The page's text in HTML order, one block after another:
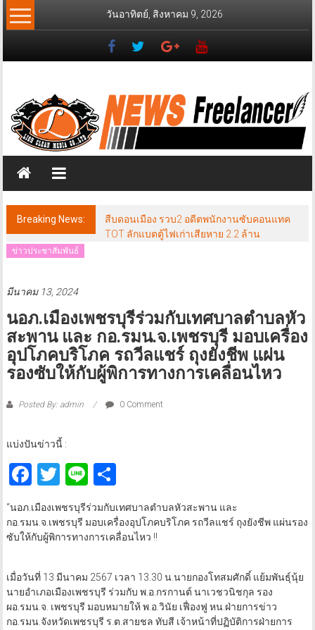
Skip
to
วันอาทิตย์, สิงหาคม 9, 2026
News
Freelancer
วส์
ฟรี
แลน
เซอร์
Breaking News:
สืบดอนเมือง รวบ2 อดีตพนักงานซับคอนแทค
TOT ลักแบตตู้ไฟเก่าเสียหาย 2.2 ล้าน
ข่าวประชาสัมพันธ์
มีนาคม 13, 2024
นอภ.เมืองเพชรบุรีร่วมกับเทศบาลตำบลหัว
สะพาน และ กอ.รมน.จ.เพชรบุรี มอบเครื่อง
อุปโภคบริโภค รถวีลแชร์ ถุงยังชีพ แผ่น
รองซับให้กับผู้พิการทางการเคลื่อนไหว
Posted By: admin 0 Comment
แบ่งปันข่าวนี้ :
Facebook
Twitter
LineShare
“นอภ.เมืองเพชรบุรีร่วมกับเทศบาลตำบลหัวสะพาน และ
กอ.รมน.จ.เพชรบุรี มอบเครื่องอุปโภคบริโภค รถวีลแชร์ ถุงยังชีพ แผ่นรอง
ซับให้กับผู้พิการทางการเคลื่อนไหว !!
เมื่อวันที่ 13 มีนาคม 2567 เวลา 13.30 น.นายกองโทสมศักดิ์ แย้มพันธุ์นุ้ย
นายอำเภอเมืองเพชรบุรี ร่วมกับ พ.อ.กรกานต์ นาเวชวนิชกุล รอง
ผอ.รมน.จ. เพชรบุรี มอบหมายให้ พ.อ.วินัย เฟื่องฟู หน.ฝ่ายการข่าว
กอ.รมน.จังหวัดเพชรบุรี ร.ต.สายชล ทับสี เจ้าหน้าที่ปฏิบัติการฝ่ายการ